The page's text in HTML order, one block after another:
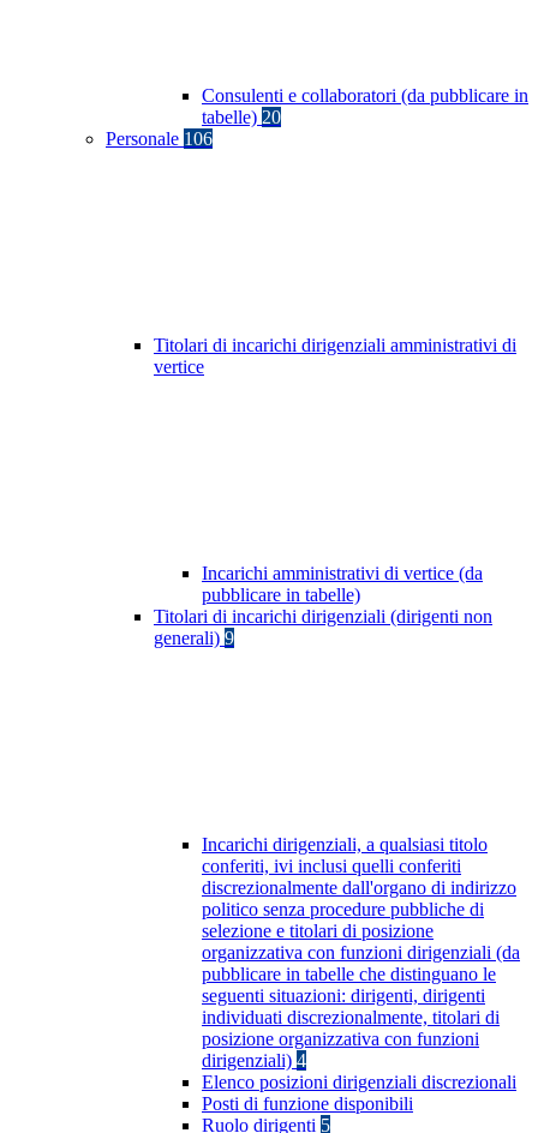
Consulenti e collaboratori (da pubblicare in
tabelle) 20
Personale 106
Titolari di incarichi dirigenziali amministrativi di
vertice
Incarichi amministrativi di vertice (da
pubblicare in tabelle)
Titolari di incarichi dirigenziali (dirigenti non
generali) 9
Incarichi dirigenziali, a qualsiasi titolo
conferiti, ivi inclusi quelli conferiti
discrezionalmente dall'organo di indirizzo
politico senza procedure pubbliche di
selezione e titolari di posizione
organizzativa con funzioni dirigenziali (da
pubblicare in tabelle che distinguano le
seguenti situazioni: dirigenti, dirigenti
individuati discrezionalmente, titolari di
posizione organizzativa con funzioni
dirigenziali) 4
Elenco posizioni dirigenziali discrezionali
Posti di funzione disponibili
Ruolo dirigenti 5